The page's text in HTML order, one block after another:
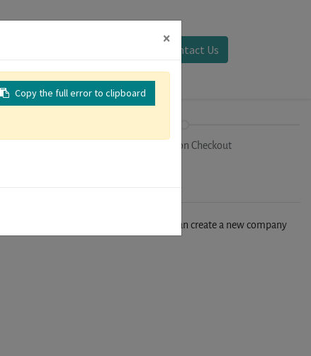
Contact Us
Registration Checkout
your company in our database, you can create a new company
×
Copy the full error to clipboard